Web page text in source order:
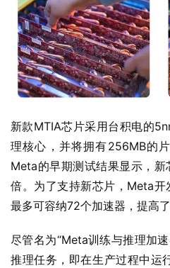
新款MTIA芯片采用台积电的
理核心，并将拥有256MB的
Meta的早期测试结果显示，
倍。为了支持新芯片，Meta开
最多可容纳72个加速器，提高
尽管名为“Meta训练与推理加
推理任务，即在生产过程中运